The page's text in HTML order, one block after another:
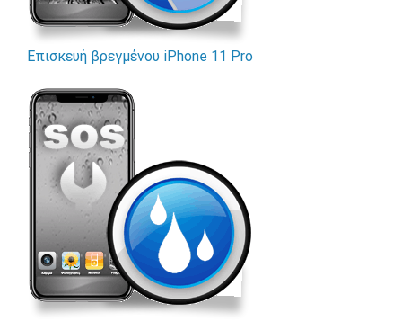
Eπισκευή βρεγμένου iPhone 11 Pro